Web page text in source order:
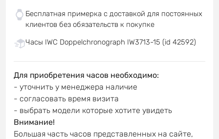
Бесплатная примерка с доставкой для постоянных
клиентов без обязательств к покупке
Часы IWC Doppelchronograph IW3713-15 (id 42592)
Для приобретения часов необходимо:
- уточнить у менеджера наличие
- согласовать время визита
- выбрать модели которые хотите увидеть
Внимание!
Большая часть часов представленных на сайте,